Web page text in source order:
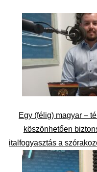
Egy (félig) magyar –
köszönhetően
italfogyasztás a